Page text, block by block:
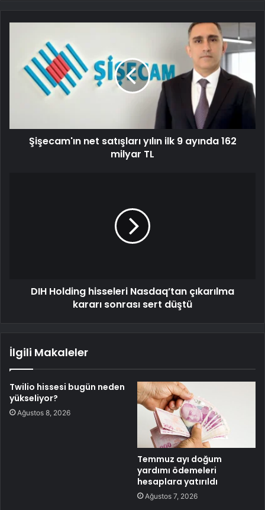
Şişecam'ın net satışları yılın ilk 9 ayında 162
milyar TL
DIH Holding hisseleri Nasdaq’tan çıkarılma
kararı sonrası sert düştü
İlgili Makaleler
Twilio hissesi bugün neden
yükseliyor?
Ağustos 8, 2026
Temmuz ayı doğum
yardımı ödemeleri
hesaplara yatırıldı
Ağustos 7, 2026